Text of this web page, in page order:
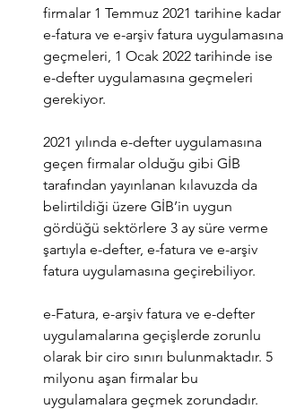
firmalar 1 Temmuz 2021 tarihine kadar
e-fatura ve e-arşiv fatura uygulamasına
geçmeleri, 1 Ocak 2022 tarihinde ise
e-defter uygulamasına geçmeleri
gerekiyor.
2021 yılında e-defter uygulamasına
geçen firmalar olduğu gibi GİB
tarafından yayınlanan kılavuzda da
belirtildiği üzere GİB’in uygun
gördüğü sektörlere 3 ay süre verme
şartıyla e-defter, e-fatura ve e-arşiv
fatura uygulamasına geçirebiliyor.
e-Fatura, e-arşiv fatura ve e-defter
uygulamalarına geçişlerde zorunlu
olarak bir ciro sınırı bulunmaktadır. 5
milyonu aşan firmalar bu
uygulamalara geçmek zorundadır.